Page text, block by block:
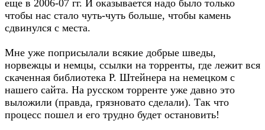
еще в 2006-07 гг. И оказывается надо было только
чтобы нас стало чуть-чуть больше, чтобы камень
сдвинулся с места.
Мне уже поприсылали всякие добрые шведы,
норвежцы и немцы, ссылки на торренты, где лежит вся
скаченная библиотека Р. Штейнера на немецком с
нашего сайта. На русском торренте уже давно это
выложили (правда, грязновато сделали). Так что
процесс пошел и его трудно будет остановить!